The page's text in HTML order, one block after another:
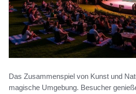
Das Zusammenspiel von Kunst und
magische Umgebung. Besucher